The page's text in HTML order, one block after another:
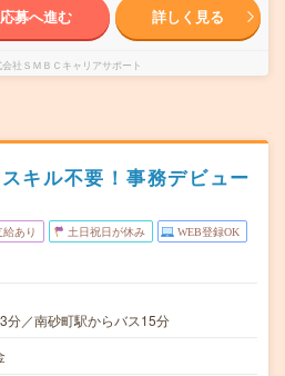
応募へ進む 詳しく見る
社ＳＭＢＣキャリアサポート
キル不要！事務デビュー
あり 土日祝日が休み WEB登録OK
分／南砂町駅からバス15分